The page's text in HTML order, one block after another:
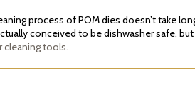
process of POM dies doesn’t take
conceived to be dishwasher safe,
cleaning tools.